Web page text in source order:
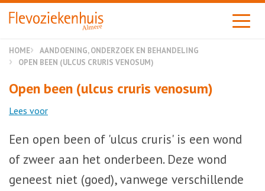
Almere
HOME
AANDOENING, ONDERZOEK EN BEHANDELING
OPEN BEEN (ULCUS CRURIS VENOSUM)
Open been (ulcus cruris venosum)
Lees voor
Een open been of 'ulcus cruris' is een wond
of zweer aan het onderbeen. Deze wond
geneest niet (goed), vanwege verschillende